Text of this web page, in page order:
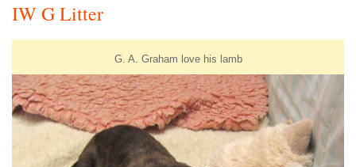
IW G Litter
G. A. Graham love his lamb